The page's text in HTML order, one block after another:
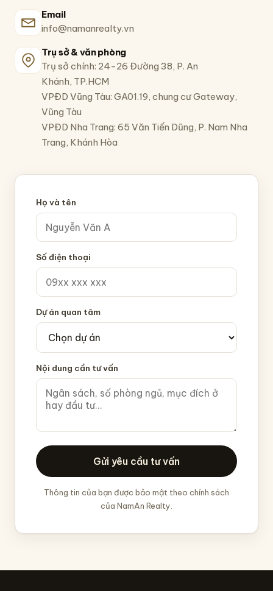
Email
info@namanrealty.vn
Trụ sở & văn phòng
Trụ sở chính: 24-26 Đường 38, P. An
Khánh, TP.HCM
VPĐD Vũng Tàu: GA01.19, chung cư Gateway,
Vũng Tàu
VPĐD Nha Trang: 65 Văn Tiến Dũng, P. Nam Nha
Trang, Khánh Hòa
Họ và tên
Số điện thoại
Dự án quan tâm
Nội dung cần tư vấn
Gửi yêu cầu tư vấn
Thông tin của bạn được bảo mật theo chính sách
của NamAn Realty.